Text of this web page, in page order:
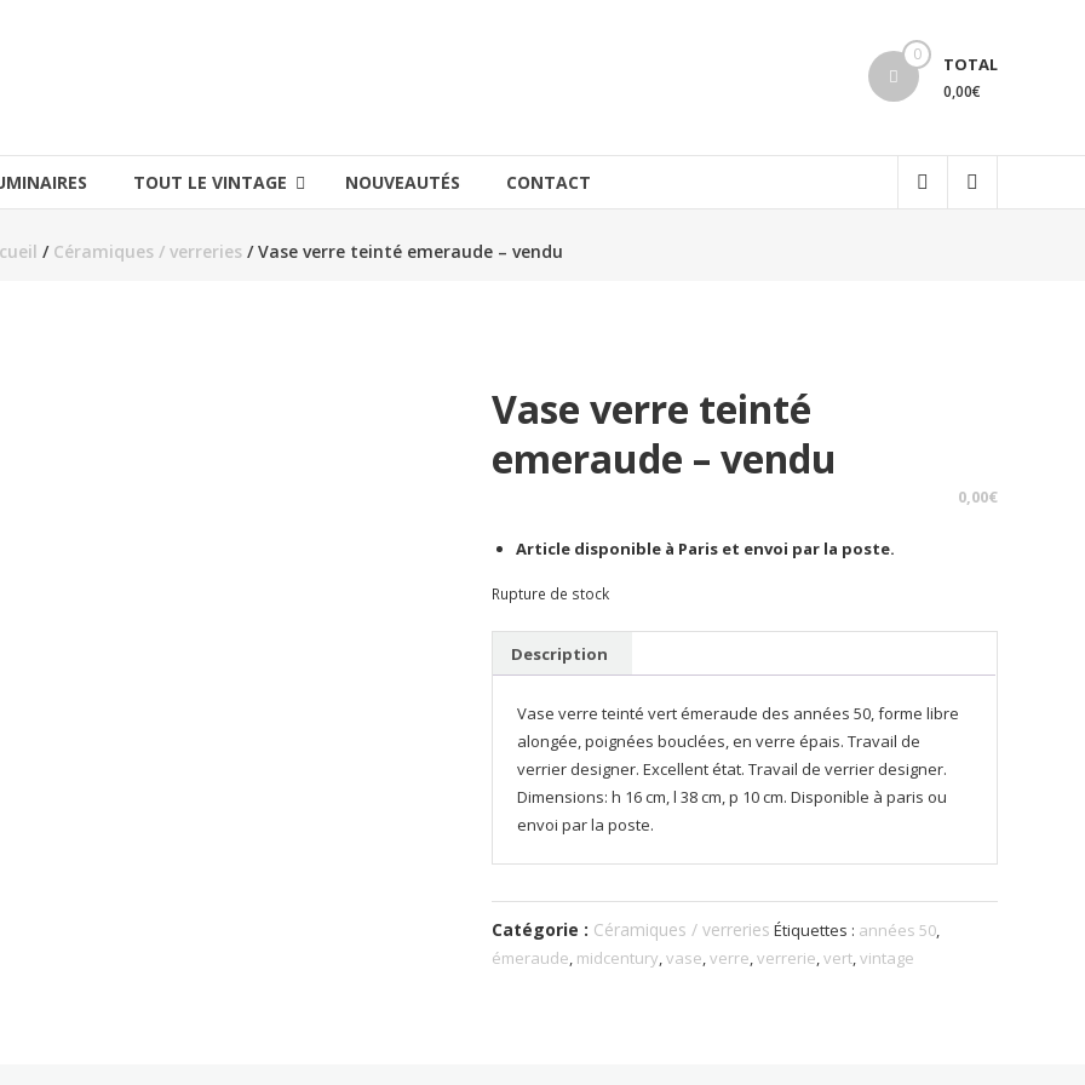
0 TOTAL
0,00€
TOUT LE VINTAGE NOUVEAUTÉS CONTACT
/ Céramiques / verreries / Vase verre teinté emeraude – vendu
Vase verre teinté
emeraude – vendu
0,00€
Article disponible à Paris et envoi par la poste.
Rupture de stock
Description
Vase verre teinté vert émeraude des années 50, forme libre
alongée, poignées bouclées, en verre épais. Travail de
verrier designer. Excellent état. Travail de verrier designer.
Dimensions: h 16 cm, l 38 cm, p 10 cm. Disponible à paris ou
envoi par la poste.
Catégorie : Céramiques / verreries Étiquettes : années 50,
émeraude, midcentury,vase,verre,verrerie,vert,vintage